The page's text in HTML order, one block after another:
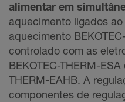
alimentar em
aquecimento ligados
aquecimento
controlado com as
BEKOTEC-THERM-
THERM-EAHB. A
componentes de